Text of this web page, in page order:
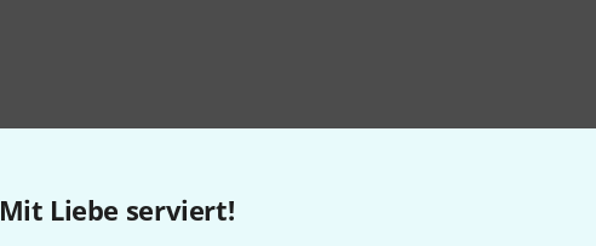
Mit Liebe serviert!Gefällt Ihnen, was Sie sehen?